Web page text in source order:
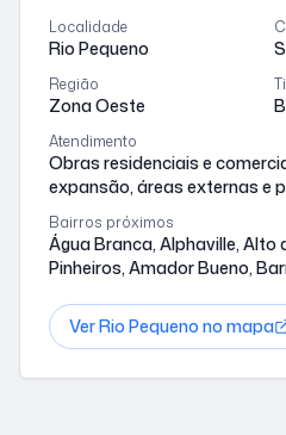
Localidade
Rio Pequeno
Região
Zona Oeste
Atendimento
Obras residenciais e
expansão, áreas externas e
Bairros próximos
Água Branca, Alphaville, Alto
Pinheiros, Amador Bueno,
VerRio Pequeno no mapa